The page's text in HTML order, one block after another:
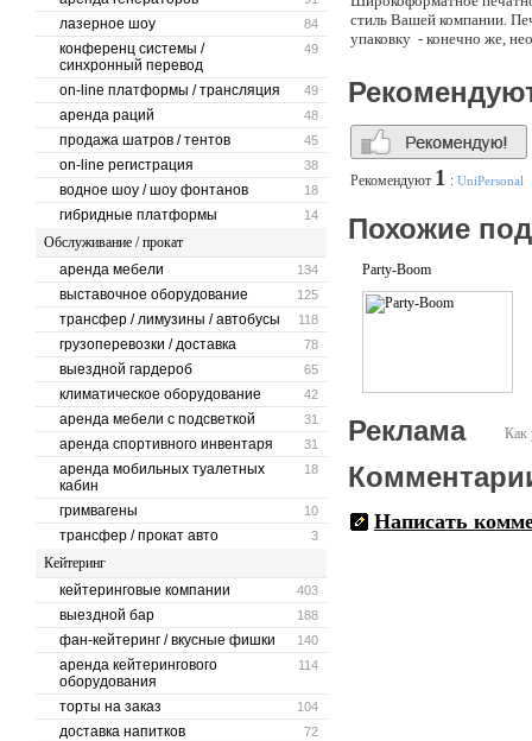
84
лазерное шоу
49
конференц системы /
синхронный перевод
49
on-line платформы / трансляция
48
аренда раций
45
продажа шатров / тентов
38
on-line регистрация
18
водное шоу / шоу фонтанов
14
гибридные платформы
Обслуживание / прокат
134
аренда мебели
125
выставочное оборудование
118
трансфер / лимузины / автобусы
78
грузоперевозки / доставка
65
выездной гардероб
42
климатическое оборудование
31
аренда мебели с подсветкой
31
аренда спортивного инвентаря
18
аренда мобильных туалетных
кабин
10
гримвагены
3
трансфер / прокат авто
Кейтеринг
403
кейтеринговые компании
188
выездной бар
140
фан-кейтеринг / вкусные фишки
114
аренда кейтерингового
оборудования
104
торты на заказ
72
доставка напитков
стиль Вашей компании.
упаковку - конечно же,
Рекомендуют 1 : UniPersonal
Похожие
Party-Boom
Как
Реклама
Написать